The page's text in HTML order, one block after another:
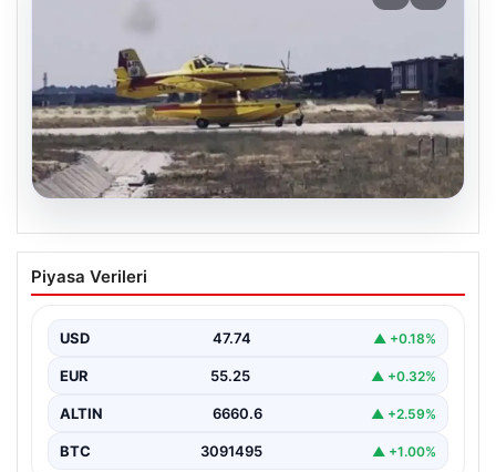
06.08.2026
İspanya ve Fransa’daki Görevlerini
Tamamlayan Yangın Söndürme Uçakları
Orman Genel Müdürlüğü tarafından yapılan açıklamada,
büyük…
Piyasa Verileri
USD 47.74 ▲ +0.18%
EUR 55.25 ▲ +0.32%
ALTIN 6660.6 ▲ +2.59%
BTC 3091495 ▲ +1.00%